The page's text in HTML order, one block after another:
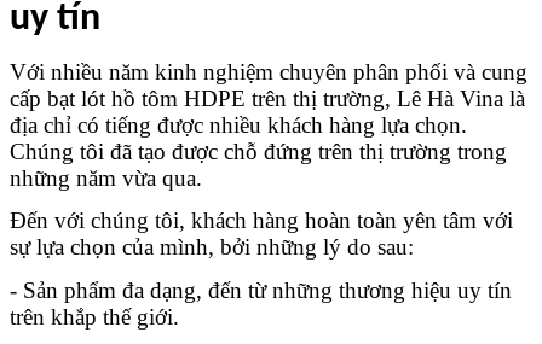
uy tín
Với nhiều năm kinh nghiệm chuyên phân phối và cung
cấp bạt lót hồ tôm HDPE trên thị trường, Lê Hà Vina là
địa chỉ có tiếng được nhiều khách hàng lựa chọn.
Chúng tôi đã tạo được chỗ đứng trên thị trường trong
những năm vừa qua.
Đến với chúng tôi, khách hàng hoàn toàn yên tâm với
sự lựa chọn của mình, bởi những lý do sau:
- Sản phẩm đa dạng, đến từ những thương hiệu uy tín
trên khắp thế giới.